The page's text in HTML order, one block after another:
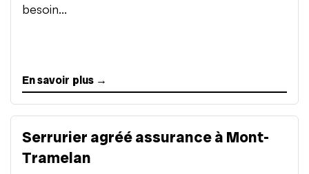
besoin...
En savoir plus →
Serrurier agréé assurance à Mont-
Tramelan